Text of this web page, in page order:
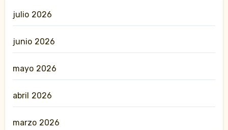
julio 2026
junio 2026
mayo 2026
abril 2026
marzo 2026